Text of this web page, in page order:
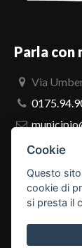
Parla con
Via
PRO
Cookie
Questo
cookie di
si presta il